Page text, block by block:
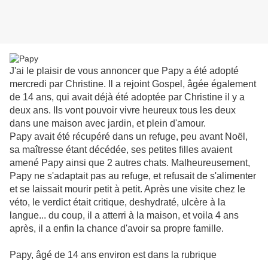
J'ai le plaisir de vous annoncer que Papy a été adopté
mercredi par Christine. Il a rejoint Gospel, âgée également
de 14 ans, qui avait déjà été adoptée par Christine il y a
deux ans. Ils vont pouvoir vivre heureux tous les deux
dans une maison avec jardin, et plein d'amour.
Papy avait été récupéré dans un refuge, peu avant Noël,
sa maîtresse étant décédée, ses petites filles avaient
amené Papy ainsi que 2 autres chats. Malheureusement,
Papy ne s'adaptait pas au refuge, et refusait de s'alimenter
et se laissait mourir petit à petit. Après une visite chez le
véto, le verdict était critique, deshydraté, ulcère à la
langue... du coup, il a atterri à la maison, et voila 4 ans
après, il a enfin la chance d'avoir sa propre famille.
Papy, âgé de 14 ans environ est dans la rubrique